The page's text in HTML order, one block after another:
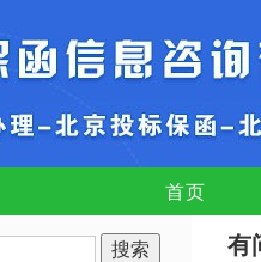
首页
有